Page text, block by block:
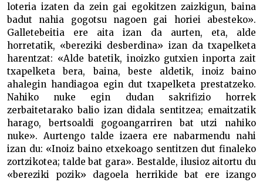
loteria izaten da zein gai egokitzen zaizkigun, baina
badut nahia gogotsu nagoen gai horiei abesteko».
Galletebeitia ere aita izan da aurten, eta, alde
horretatik, «bereziki desberdina» izan da txapelketa
harentzat: «Alde batetik, inoizko gutxien inporta zait
txapelketa bera, baina, beste aldetik, inoiz baino
ahalegin handiagoa egin dut txapelketa prestatzeko.
Nahiko nuke egin dudan sakrifizio horrek
zerbaitetarako balio izan didala sentitzea; emaitzatik
harago, bertsoaldi gogoangarriren bat utzi nahiko
nuke». Aurtengo talde izaera ere nabarmendu nahi
izan du: «Inoiz baino etxekoago sentitzen dut finaleko
zortzikotea; talde bat gara». Bestalde, ilusioz aitortu du
«bereziki pozik» dagoela herrikide bat ere izango